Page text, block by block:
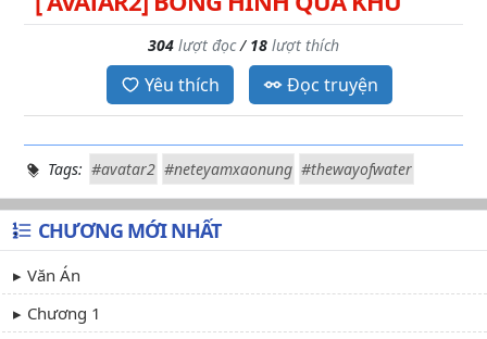
304 lượt đọc/ 18 lượt thích
Yêu thích Đọc truyện
Tags: #avatar2 #neteyamxaonung #thewayofwater
CHƯƠNG MỚI NHẤT
Văn Án
Chương 1